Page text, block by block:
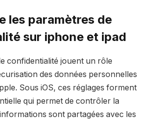
les paramètres de
sur iphone et ipad
confidentialité jouent un rôle
des données personnelles
Sous iOS, ces réglages forment
qui permet de contrôler la
sont partagées avec les